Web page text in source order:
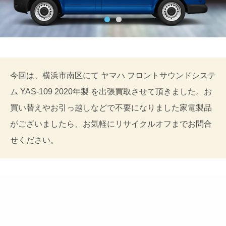
今回は、横浜市南区にて ヤマハ フロントサウンドシステ
ム YAS-109 2020年製 を出張買取させて頂きました。お
買い替えやお引っ越しなどで不要になりました家電製品
がございましたら、お気軽にリサイクルオフまでお問合
せください。